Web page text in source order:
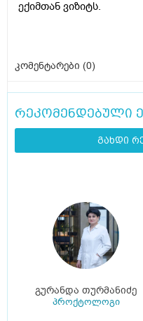
ექიმთან ვიზიტს.
კომენტარები (0)
რეკომენდებული
გახდი
გურანდა თურმანიძე
პროქტოლოგი